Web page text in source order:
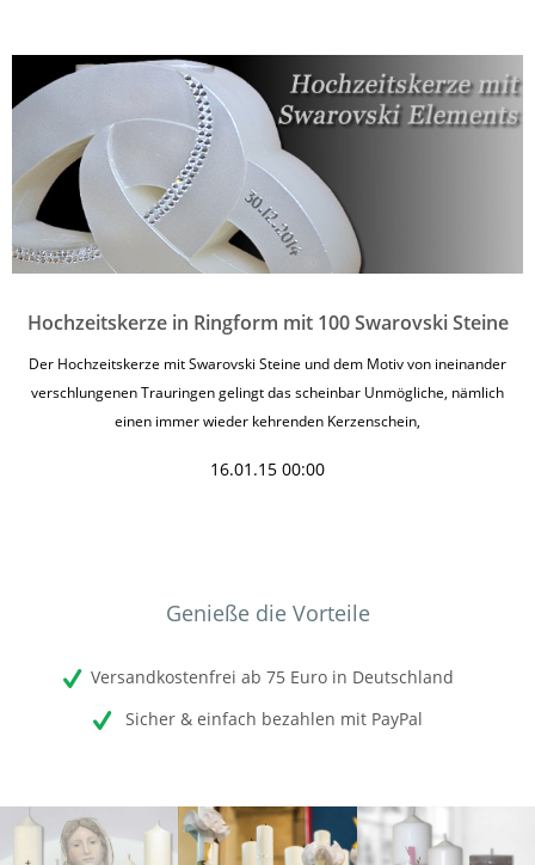
Hochzeitskerze in Ringform mit 100 Swarovski Steine
Der Hochzeitskerze mit Swarovski Steine und dem Motiv von ineinander
verschlungenen Trauringen gelingt das scheinbar Unmögliche, nämlich
einen immer wieder kehrenden Kerzenschein,
16.01.15 00:00
Genieße die Vorteile
Versandkostenfrei ab 75 Euro in Deutschland
Sicher & einfach bezahlen mit PayPal